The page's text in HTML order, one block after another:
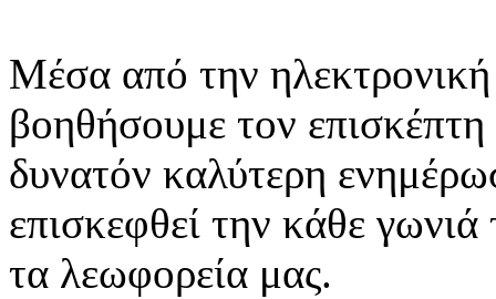
Μέσα από την ηλεκτρονική
βοηθήσουμε τον
δυνατόν καλύτερη
επισκεφθεί την κάθε
τα λεωφορεία μας.